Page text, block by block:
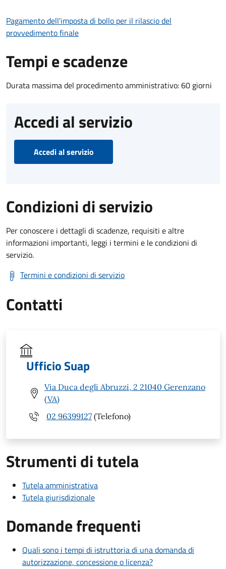
Pagamento dell'imposta di bollo per il rilascio del
provvedimento finale
Tempi e scadenze
Durata massima del procedimento amministrativo: 60 giorni
Accedi al servizio
Accedi al servizio
Condizioni di servizio
Per conoscere i dettagli di scadenze, requisiti e altre
informazioni importanti, leggi i termini e le condizioni di
servizio.
Termini e condizioni di servizio
Contatti
Ufficio Suap
Via Duca degli Abruzzi, 2 21040 Gerenzano
(VA)
02 96399127 (Telefono)
Strumenti di tutela
Tutela amministrativa
Tutela giurisdizionale
Domande frequenti
Quali sono i tempi di istruttoria di una domanda di
autorizzazione, concessione o licenza?